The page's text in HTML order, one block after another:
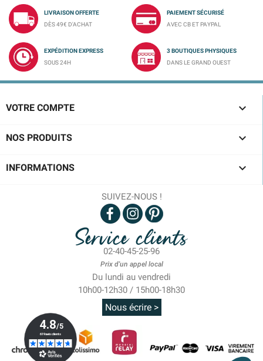
LIVRAISON OFFERTE
DÈS 49€ D'ACHAT
PAIEMENT SÉCURISÉ
AVEC CB ET PAYPAL
EXPÉDITION EXPRESS
SOUS 24H
3 BOUTIQUES PHYSIQUES
DANS LE GRAND OUEST
VOTRE COMPTE 
NOS PRODUITS 
INFORMATIONS 
SUIVEZ-NOUS !
Service clients
02-40-45-25-96
Prix d'un appel local
Du lundi au vendredi
10h00-12h30 / 15h00-18h30
Nous écrire >